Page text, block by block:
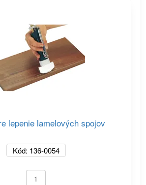
lepenie lamelových spojov
Kód: 136-0054